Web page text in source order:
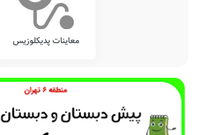
معاینات پدیکلوزیس